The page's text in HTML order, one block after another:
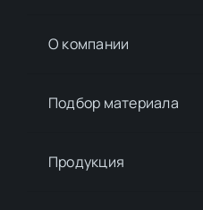
О компании
Подбор материалa
Продукция